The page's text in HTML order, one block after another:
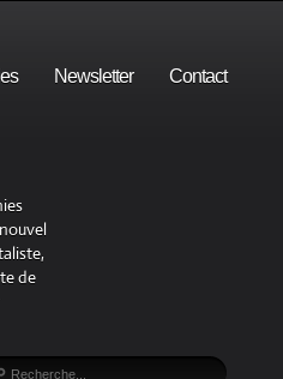
Newsletter Contact
de